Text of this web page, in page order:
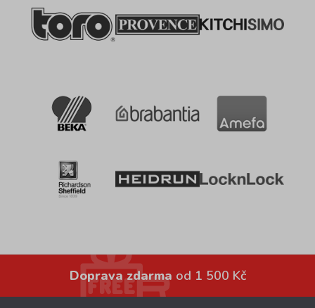
Doprava zdarma od 1 500 Kč